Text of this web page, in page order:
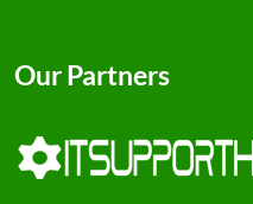
Our Partners